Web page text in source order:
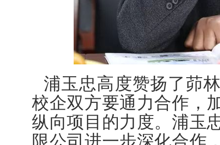
浦玉忠高度赞扬了茆
校企双方要通力合作，
纵向项目的力度。浦玉
限公司进一步深化合作